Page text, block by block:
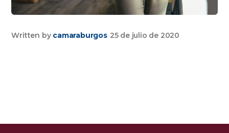
Written by camaraburgos 25 de julio de 2020